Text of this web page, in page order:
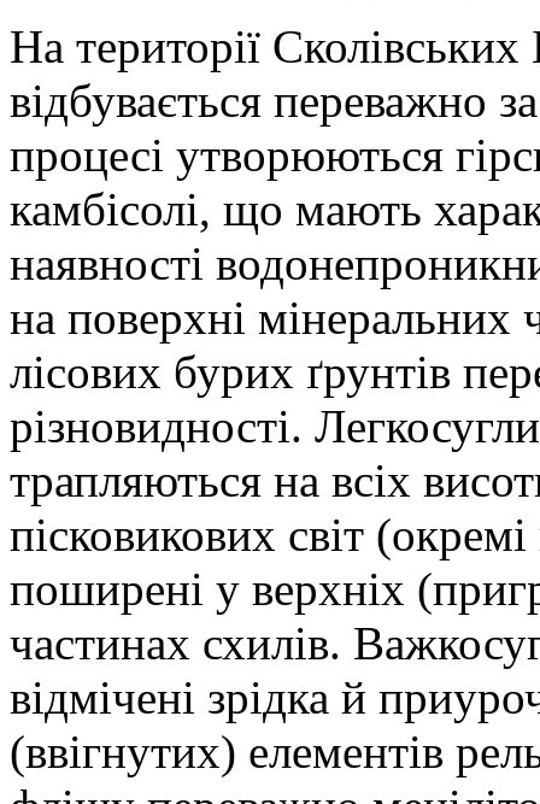
На території
відбувається переважно
процесі утворюються
камбісолі, що мають
наявності
на поверхні мінеральних
лісових бурих ґрунтів
різновидності.
трапляються на всіх
пісковикових світ
поширені у верхніх
частинах схилів.
відмічені зрідка й
(ввігнутих) елементів